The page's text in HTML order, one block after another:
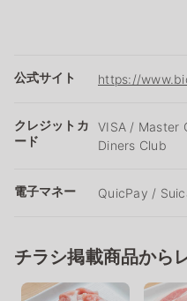
公式サイト https://
クレジットカ
ード
VISA / Master
Diners Club
電子マネー QuicPay /
チラシ掲載商品から